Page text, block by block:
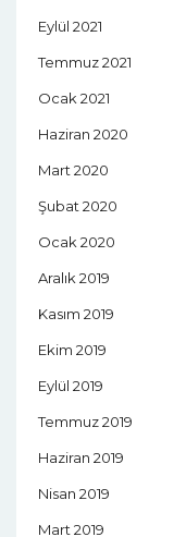
Eylül 2021
Temmuz 2021
Ocak 2021
Haziran 2020
Mart 2020
Şubat 2020
Ocak 2020
Aralık 2019
Kasım 2019
Ekim 2019
Eylül 2019
Temmuz 2019
Haziran 2019
Nisan 2019
Mart 2019